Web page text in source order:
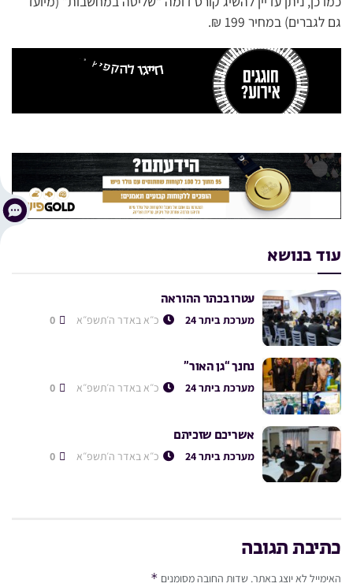
גם לגברים) במחיר 199 ₪.
עוד בנושא
עטרו בכתר ההוראה
מערכת ביתר 24 כ״א באדר ה׳תשפ״א
נחנך “גן האור”
מערכת ביתר 24 כ״א באדר ה׳תשפ״א
אשריכם שזכיתם
מערכת ביתר 24 כ״א באדר ה׳תשפ״א
כתיבת תגובה
האימייל לא יוצג באתר. שדות החובה מסומנים *